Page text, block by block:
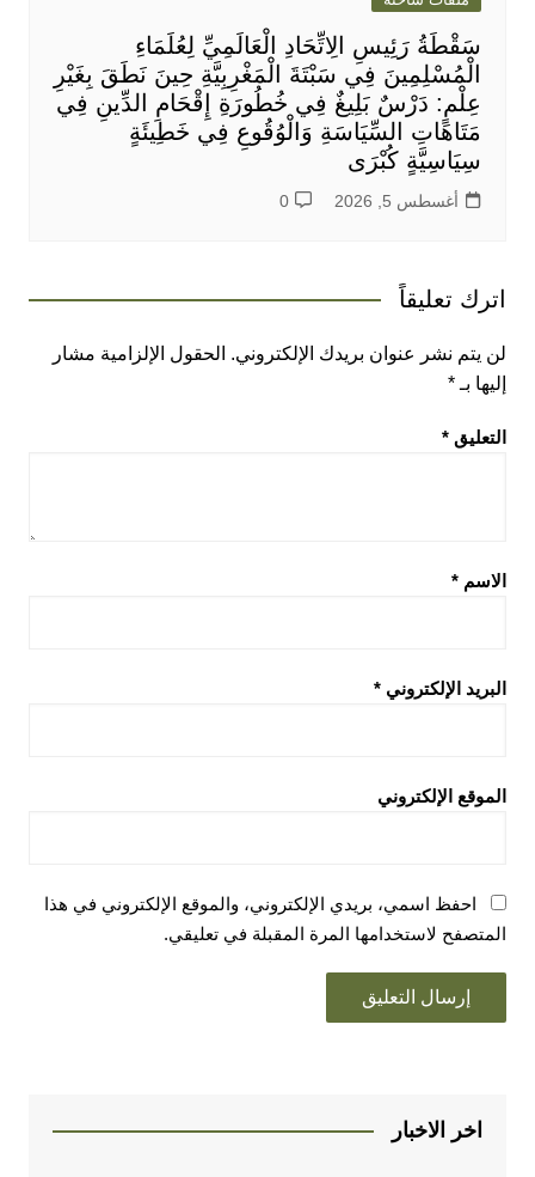
سَقْطَةُ رَئِيسِ الِاتِّحَادِ الْعَالَمِيِّ لِعُلَمَاءِ
الْمُسْلِمِينَ فِي سَبْتَةَ الْمَغْرِبِيَّةِ حِينَ نَطَقَ بِغَيْرِ
عِلْمٍ: دَرْسٌ بَلِيغٌ فِي خُطُورَةِ إِقْحَامِ الدِّينِ فِي
مَتَاهَاتِ السِّيَاسَةِ وَالْوُقُوعِ فِي خَطِيئَةٍ
سِيَاسِيَّةٍ كُبْرَى
أغسطس 5, 2026 0
اترك تعليقاً
لن يتم نشر عنوان بريدك الإلكتروني. الحقول الإلزامية مشار
إليها بـ *
التعليق *
الاسم *
البريد الإلكتروني *
الموقع الإلكتروني
احفظ اسمي، بريدي الإلكتروني، والموقع الإلكتروني في هذا
المتصفح لاستخدامها المرة المقبلة في تعليقي.
اخر الاخبار